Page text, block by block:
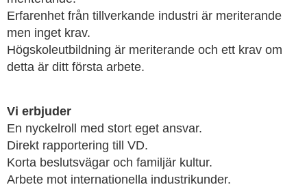
Erfarenhet från tillverkande industri är meriterande
men inget krav.
Högskoleutbildning är meriterande och ett krav om
detta är ditt första arbete.
Vi erbjuder
En nyckelroll med stort eget ansvar.
Direkt rapportering till VD.
Korta beslutsvägar och familjär kultur.
Arbete mot internationella industrikunder.